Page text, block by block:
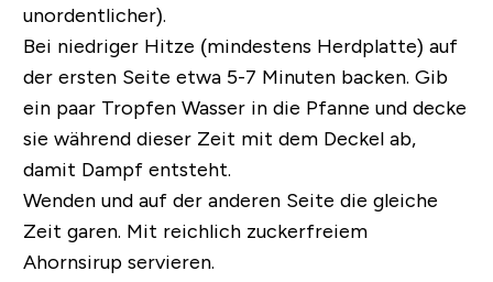
unordentlicher).
Bei niedriger Hitze (mindestens Herdplatte) auf
der ersten Seite etwa 5-7 Minuten backen. Gib
ein paar Tropfen Wasser in die Pfanne und decke
sie während dieser Zeit mit dem Deckel ab,
damit Dampf entsteht.
Wenden und auf der anderen Seite die gleiche
Zeit garen. Mit reichlich zuckerfreiem
Ahornsirup servieren.